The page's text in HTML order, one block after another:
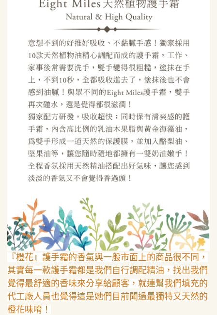
『橙花』護手霜的香氣與一般市面上的商品很不同，
其實每一款護手霜都是我們自行調配精油，找出我們
覺得最舒適的香味來分享給顧客，就連幫我們填充的
代工廠人員也覺得這是她們目前聞過最獨特又天然的
橙花味唷！